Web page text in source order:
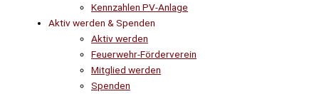
Kennzahlen PV-Anlage
Aktiv werden & Spenden
Aktiv werden
Feuerwehr-Förderverein
Mitglied werden
Spenden